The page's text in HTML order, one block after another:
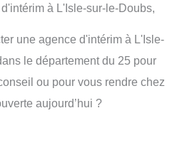
à L'Isle-sur-le-Doubs,
une agence d'intérim à L'Isle-
le département du 25 pour
ou pour vous rendre chez
aujourd’hui ?